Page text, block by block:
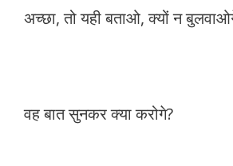
अच्छा, तो यही बताओ, क्यों न
वह बात सुनकर क्या करोगे?